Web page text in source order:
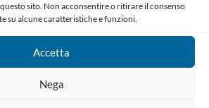
sito. Non acconsentire o ritirare il consenso
su alcune caratteristiche e funzioni.
Accetta
Nega
di Bari
Piazza De Nicola 70123 BARI